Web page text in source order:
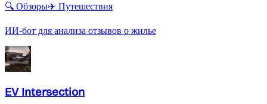
🔍 Обзоры✈️ Путешествия
ИИ-бот для анализа отзывов о жилье
EV Intersection